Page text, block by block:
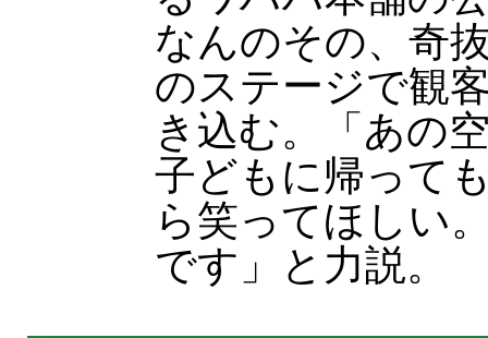
なんのその、奇
のステージで観
き込む。「あの
子どもに帰って
ら笑ってほしい
です」と力説。